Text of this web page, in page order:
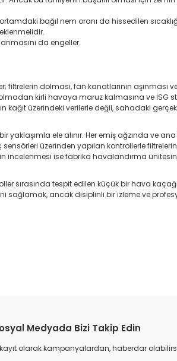
bağıl nem oranı da hissedilen
da engeller.
dolması, fan kanatlarının aşınması
kirli havaya maruz kalmasına ve İSG
kağıt üzerindeki verilerle değil, sahadaki
ele alınır. Her emiş ağzında ve
üzerinden yapılan kontrollerle
incelenmesi ise fabrika havalandırma
sırasında tespit edilen küçük bir hava
sağlamak, ancak disiplinli bir izleme ve
Medyada Bizi Takip Edin
olarak kampanyalardan, haberdar